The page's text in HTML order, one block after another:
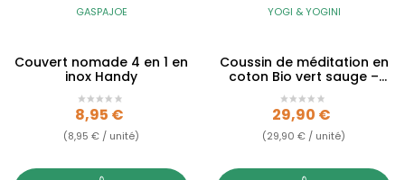
GASPAJOE
Couvert nomade 4 en 1 en
inox Handy
Prix
8,95 €
(8,95 € / unité)
YOGI & YOGINI
Coussin de méditation en
coton Bio vert sauge –
Zafu
Prix
29,90 €
(29,90 € / unité)